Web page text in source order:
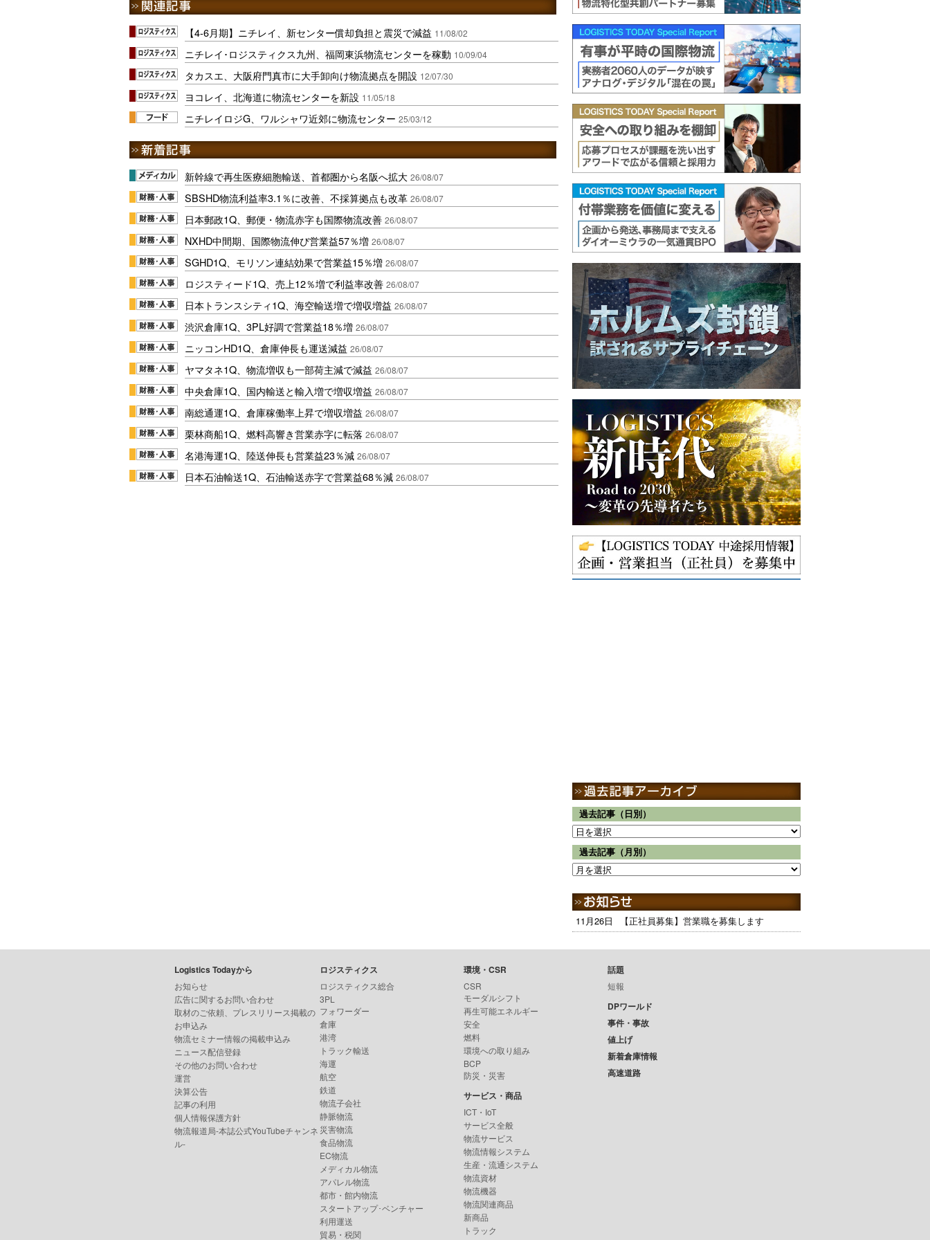
【4-6月期】ニチレイ、新センター償却負担と震災で減益 11/08/02
ニチレイ･ロジスティクス九州、福岡東浜物流センターを稼動 10/09/04
タカスエ、大阪府門真市に大手卸向け物流拠点を開設 12/07/30
ヨコレイ、北海道に物流センターを新設 11/05/18
ニチレイロジG、ワルシャワ近郊に物流センター 25/03/12
新幹線で再生医療細胞輸送、首都圏から名阪へ拡大 26/08/07
SBSHD物流利益率3.1％に改善、不採算拠点も改革 26/08/07
日本郵政1Q、郵便・物流赤字も国際物流改善 26/08/07
NXHD中間期、国際物流伸び営業益57％増 26/08/07
SGHD1Q、モリソン連結効果で営業益15％増 26/08/07
ロジスティード1Q、売上12％増で利益率改善 26/08/07
日本トランスシティ1Q、海空輸送増で増収増益 26/08/07
渋沢倉庫1Q、3PL好調で営業益18％増 26/08/07
ニッコンHD1Q、倉庫伸長も運送減益 26/08/07
ヤマタネ1Q、物流増収も一部荷主減で減益 26/08/07
中央倉庫1Q、国内輸送と輸入増で増収増益 26/08/07
南総通運1Q、倉庫稼働率上昇で増収増益 26/08/07
栗林商船1Q、燃料高響き営業赤字に転落 26/08/07
名港海運1Q、陸送伸長も営業益23％減 26/08/07
日本石油輸送1Q、石油輸送赤字で営業益68％減 26/08/07
過去記事（日別）
過去記事（月別）
11月26日 【正社員募集】営業職を募集します
Logistics Todayから
お知らせ
広告に関するお問い合わせ
取材のご依頼、プレスリリース掲載の
お申込み
物流セミナー情報の掲載申込み
ニュース配信登録
その他のお問い合わせ
運営
決算公告
記事の利用
個人情報保護方針
物流報道局-本誌公式YouTubeチャンネ
ル-
ロジスティクス
ロジスティクス総合
3PL
フォワーダー
倉庫
港湾
トラック輸送
海運
航空
鉄道
物流子会社
静脈物流
災害物流
食品物流
EC物流
メディカル物流
アパレル物流
都市・館内物流
スタートアップ･ベンチャー
利用運送
貿易・税関
環境・CSR
CSR
モーダルシフト
再生可能エネルギー
安全
燃料
環境への取り組み
BCP
防災・災害
サービス・商品
ICT・IoT
サービス全般
物流サービス
物流情報システム
生産・流通システム
物流資材
物流機器
物流関連商品
新商品
トラック
話題
短報
DPワールド
事件・事故
値上げ
新着倉庫情報
高速道路